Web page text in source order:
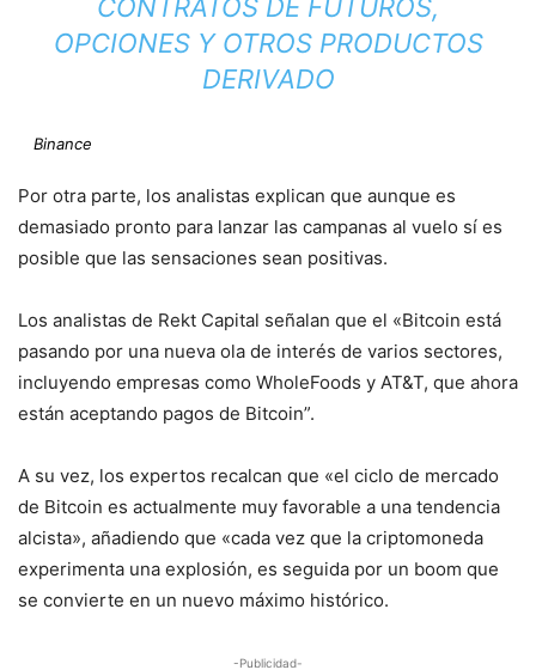
CONTRATOS DE FUTUROS,
OPCIONES Y OTROS PRODUCTOS
DERIVADO
Binance
Por otra parte, los analistas explican que aunque es
demasiado pronto para lanzar las campanas al vuelo sí es
posible que las sensaciones sean positivas.
Los analistas de Rekt Capital señalan que el «Bitcoin está
pasando por una nueva ola de interés de varios sectores,
incluyendo empresas como WholeFoods y AT&T, que ahora
están aceptando pagos de Bitcoin”.
A su vez, los expertos recalcan que «el ciclo de mercado
de Bitcoin es actualmente muy favorable a una tendencia
alcista», añadiendo que «cada vez que la criptomoneda
experimenta una explosión, es seguida por un boom que
se convierte en un nuevo máximo histórico.
-Publicidad-